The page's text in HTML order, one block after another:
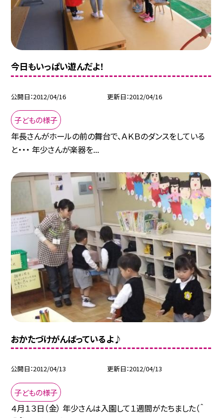
今日もいっぱい遊んだよ！
公開日 2012/04/16 更新日 2012/04/16
子どもの様子
年長さんがホールの前の舞台で、ＡＫＢのダンスをしている
と・・・ 年少さんが楽器を...
おかたづけがんばっているよ♪
公開日 2012/04/13 更新日 2012/04/13
子どもの様子
４月１３日（金） 年少さんは入園して１週間がたちました（＾